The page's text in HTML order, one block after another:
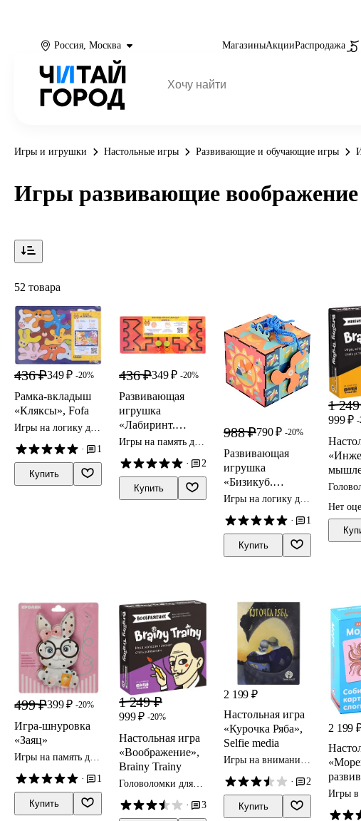
Россия, Москва МагазиныАкцииРаспродажа
Игры и игрушки Настольные игры Развивающие и обучающие игры
Игры развивающие воображение
52 товара
436 ₽349 ₽ -20%
Рамка-вкладыш
«Кляксы», Fofa
Игры на логику для
·
1
Купить
436 ₽349 ₽ -20%
Развивающая
игрушка
«Лабиринт.
Полушарная
Fofa
Игры на память для
·
2
Купить
988 ₽790 ₽ -20%
Развивающая
игрушка
«Бизикуб.
Кашалот», Fofa
Игры на логику для
·
1
Купить
1
999 ₽ -
Brainy
Нет
499 ₽399 ₽ -20%
Игра-шнуровка
«Заяц»
Игры на память для
·
1
Купить
1 249 ₽
999 ₽ -20%
Настольная игра
«Воображение»,
Brainy Trainy
Головоломки для
·
3
2 199 ₽
Настольная игра
«Курочка Ряба»,
Selfie media
Игры на внимание
·
2
Купить
2 199
Игры в